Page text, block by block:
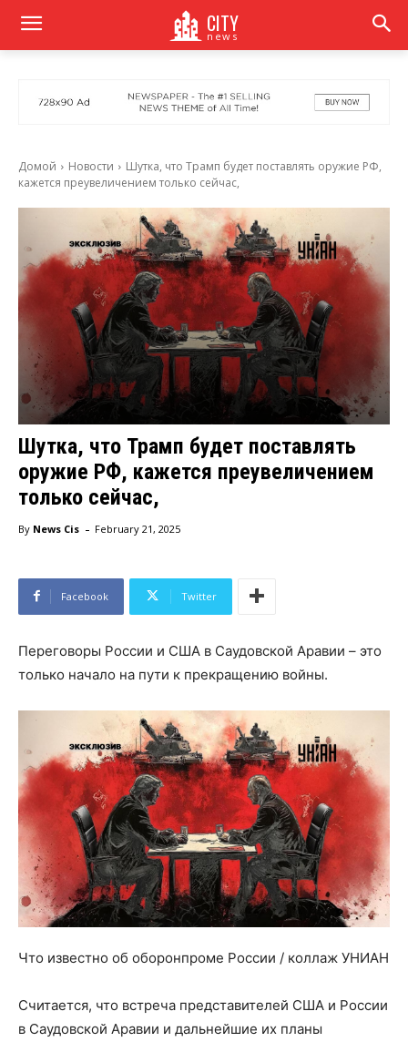
CITY
news
Домой Новости
Шутка, что Трамп будет поставлять оружие РФ,
кажется преувеличением только сейчас,
Шутка, что Трамп будет поставлять
оружие РФ, кажется преувеличением
только сейчас,
By News Cis - February 21, 2025
Facebook Twitter
Переговоры России и США в Саудовской Аравии – это
только начало на пути к прекращению войны.
Что известно об оборонпроме России / коллаж УНИАН
Считается, что встреча представителей США и России
в Саудовской Аравии и дальнейшие их планы